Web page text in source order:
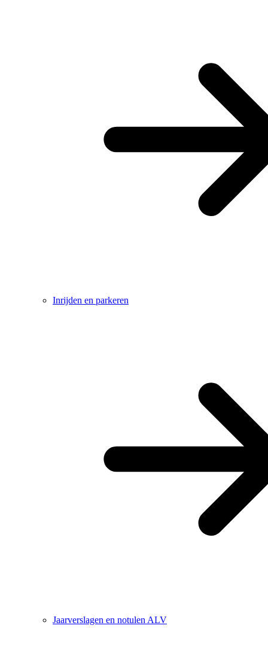
Inrijden en parkeren
Jaarverslagen en notulen ALV